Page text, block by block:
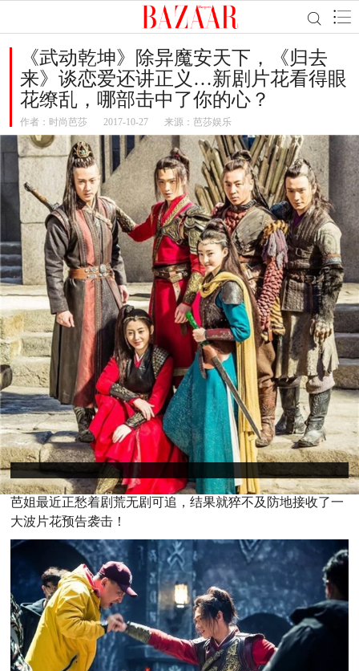
《武动乾坤》除异魔安天下，《归去
来》谈恋爱还讲正义…新剧片花看得眼
花缭乱，哪部击中了你的心？
作者： 时尚芭莎 2017-10-27 来源：芭莎娱乐
芭姐最近正愁着剧荒无剧可追，结果就猝不及防地接收了一
大波片花预告袭击！